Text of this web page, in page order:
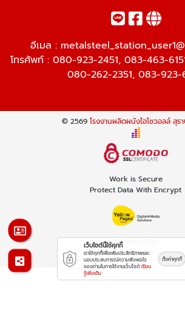
อีเมล :
โทรศัพท์ : 080-923-2451, 083-463-
080-262-2351, 083-923-
© 2569โรงงานผลิตผนังไอโซวอลล์ สุร
Work is Secure
Protect Data With Encrypt
Powered By
Thailand YellowPages
เว็บไซต์นี้ใช้คุกกี้
เราใช้คุกกี้เพื่อเพิ่มประสิทธิภาพและ
มอบประสบการณ์ความพึงพอใจ
ของท่านในการใช้งานเว็บไซต์ เรียน
รู้เพิ่มเติม
ตั้งค่าคุกกี้